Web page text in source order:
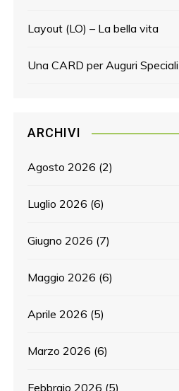
Layout (LO) – La bella vita
Una CARD per Auguri Speciali
ARCHIVI
Agosto 2026 (2)
Luglio 2026 (6)
Giugno 2026 (7)
Maggio 2026 (6)
Aprile 2026 (5)
Marzo 2026 (6)
Febbraio 2026 (5)